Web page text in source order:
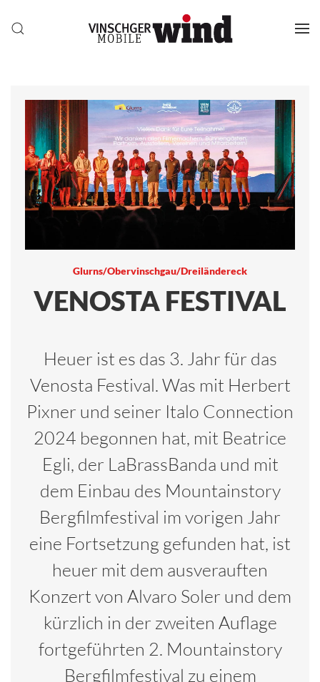
Glurns/Obervinschgau/Dreiländereck
VENOSTA FESTIVAL
Heuer ist es das 3. Jahr für das
Venosta Festival. Was mit Herbert
Pixner und seiner Italo Connection
2024 begonnen hat, mit Beatrice
Egli, der LaBrassBanda und mit
dem Einbau des Mountainstory
Bergfilmfestival im vorigen Jahr
eine Fortsetzung gefunden hat, ist
heuer mit dem ausverauften
Konzert von Alvaro Soler und dem
kürzlich in der zweiten Auflage
fortgeführten 2. Mountainstory
Bergfilmfestival zu einem